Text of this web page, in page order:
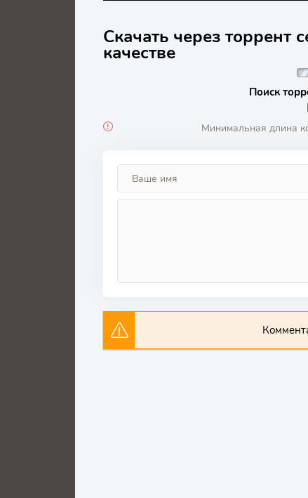
Скачать через торрент
качестве
Поиск
Минимальная длина